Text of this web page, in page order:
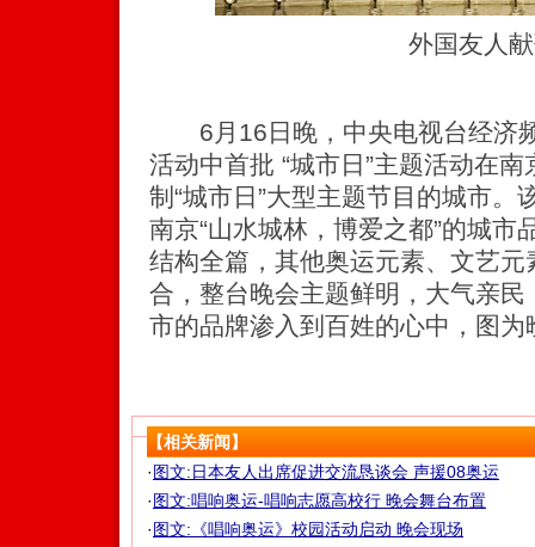
外国友人
6月16日晚，中央电视台经济
活动中首批 “城市日”主题活动在
制“城市日”大型主题节目的城市。
南京“山水城林，博爱之都”的城市
结构全篇，其他奥运元素、文艺
合，整台晚会主题鲜明，大气亲
市的品牌渗入到百姓的心中，图为
【相关新闻】
·图文:日本友人出席促进交流恳谈会 声援08奥运
·图文:唱响奥运-唱响志愿高校行 晚会舞台布置
·图文:《唱响奥运》校园活动启动 晚会现场